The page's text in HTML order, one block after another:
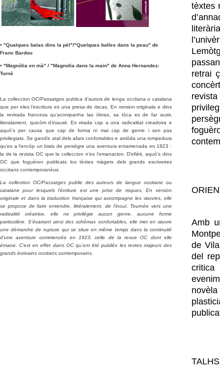
• "Qualques balas dins la pèl"/"Quelques balles dans la peau" de
Franc Bardou
• "Magnòlia en mà" / "Magnolia dans la main" de Anna Hernandez-
Turné
La colleccion OC/Passatges publica d’autors de lenga occitana o catalana
que per eles l’escritura es una presa de riscas. En version originala e dins
la revirada francesa qu’acompanha las òbras, sa tòca es de far ausir,
literalament, quicòm d’inausit. Es virada cap a una radicalitat creadoira e
aquò’s per causa que cap de forma ni mai cap de genre i son pas
privilegiats. Se gandís atal dels afars confortables e amòda una rompedura
qu’es a l’encòp un biais de persègre una aventura entamenada en 1923 :
la de la revista OC que la colleccion n’es l’emanacion. D’efièit, aquò’s dins
OC que foguèron publicats los tèxtes màgers dels grands escriveires
occitans contemporanèus.
La collection OC/Passatges publie des auteurs de langue occitane ou
catalane pour lesquels l’écriture est une prise de risques. En version
originale et dans la traduction française qui accompagne les œuvres, elle
se propose de faire entendre, littéralement, de l’inouï. Tournée vers une
radicalité créatrice, elle ne privilégie aucun genre, aucune forme
particulière. S’écartant ainsi des schémas confortables, elle met en œuvre
une démarche de rupture qui se situe en même temps dans la continuité
d’une aventure commencée en 1923, celle de la revue OC dont elle
émane. C’est en effet dans OC qu’ont été publiés les textes majeurs des
grands écrivains occitans contemporains.
tèxtes
retrai
Amb
de
del